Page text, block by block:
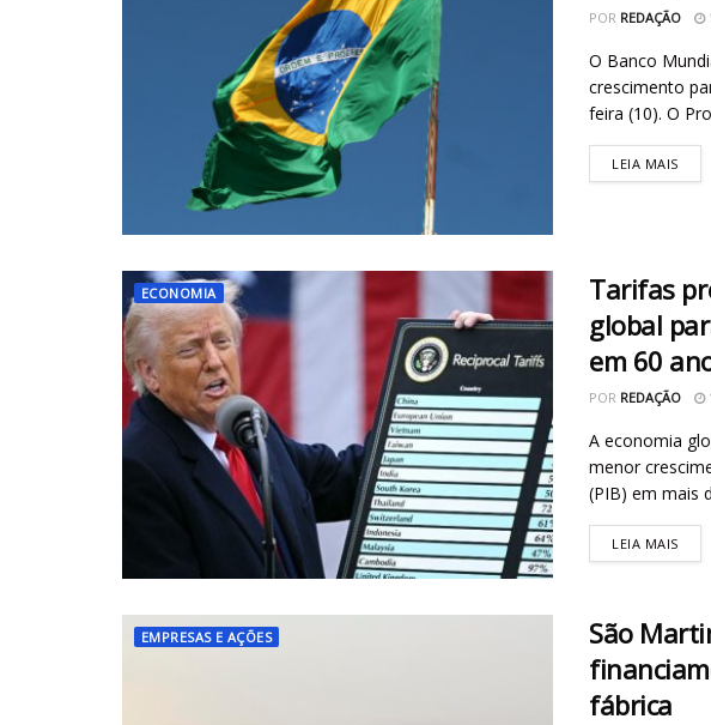
POR REDAÇÃO
O Banco
crescimento
feira (10). O
LEIA MAIS
ECONOMIA
Tarifas
global
em 60
POR REDAÇÃO
A economia
menor
(PIB) em mais
LEIA MAIS
EMPRESAS E AÇÕES
São
fábrica